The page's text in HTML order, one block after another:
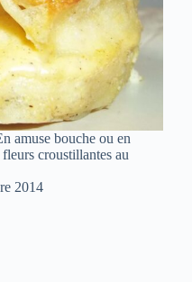
amuse bouche ou en
croustillantes au
2014